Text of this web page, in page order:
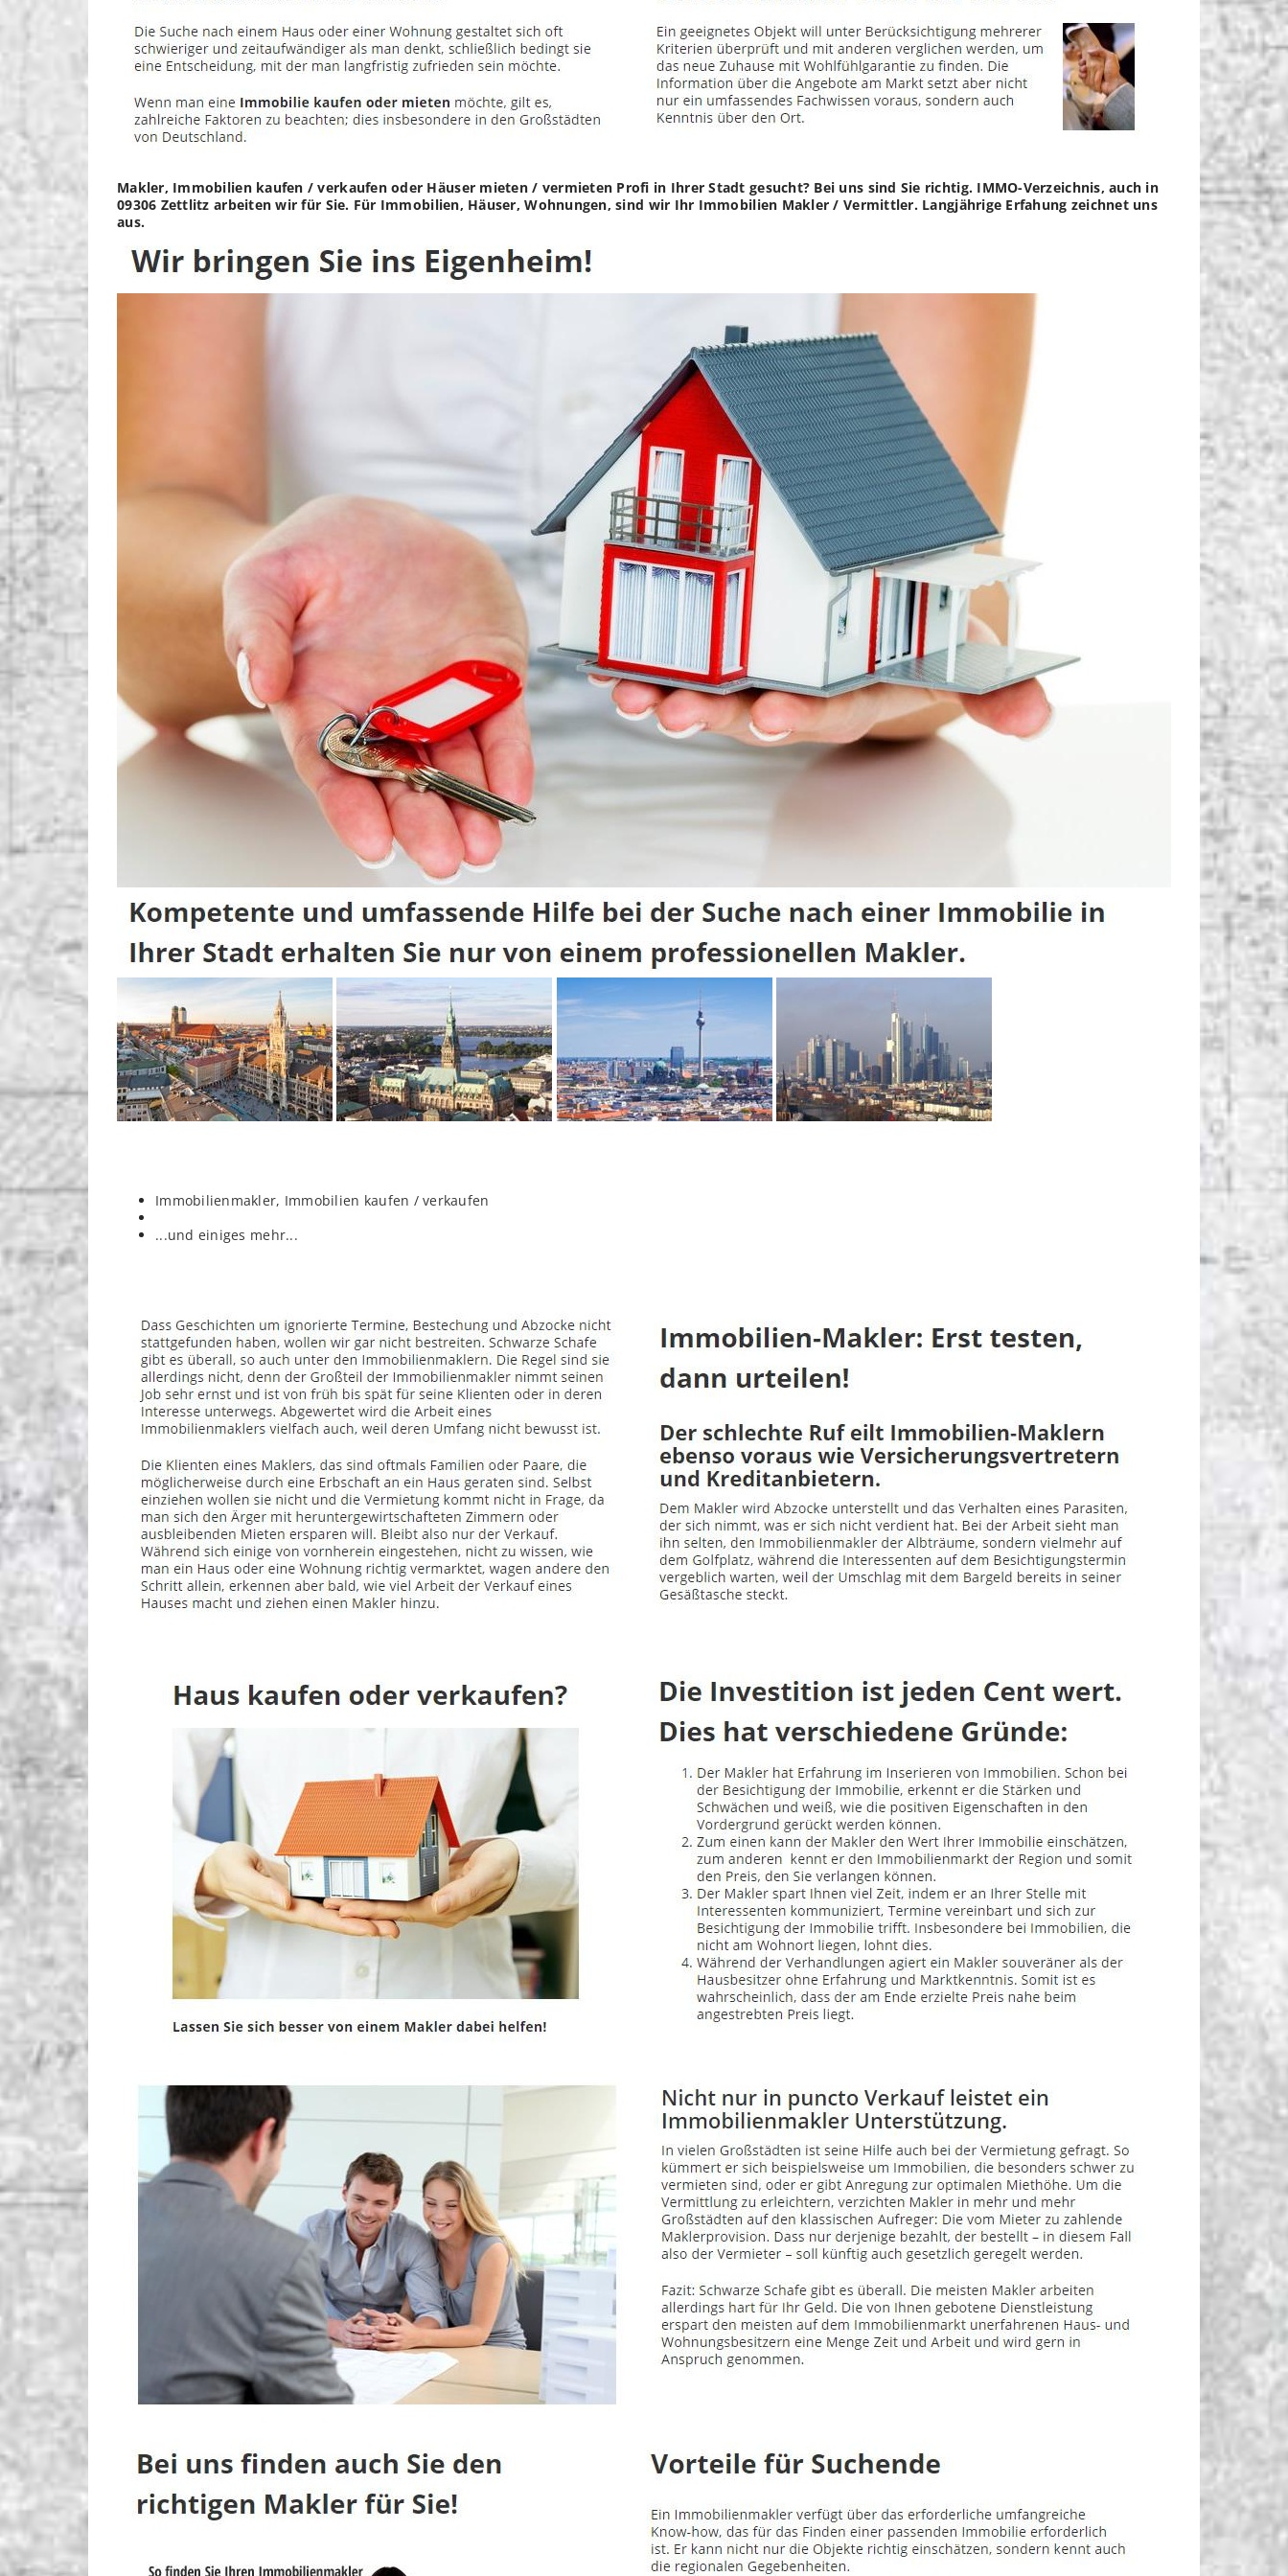
Makler, Immobilien kaufen / verkaufen oder Häuser mieten / vermieten Profi in Ihrer Stadt gesucht? Bei uns sind Sie richtig. IMMO-Verzeichnis, auch in
09306 Zettlitz arbeiten wir für Sie. Für Immobilien, Häuser, Wohnungen, sind wir Ihr Immobilien Makler / Vermittler. Langjährige Erfahung zeichnet uns
aus.
Immobilienmakler, Immobilien kaufen / verkaufen
...und einiges mehr...